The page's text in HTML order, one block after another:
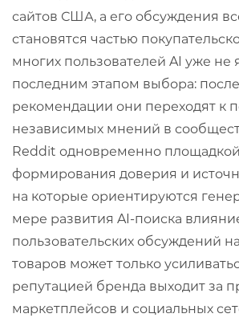
сайтов США, а его обсуждения
становятся частью
многих пользователей AI уже не
последним этапом выбора:
рекомендации они переходят к
независимых мнений в
Reddit одновременно
формирования доверия и
на которые ориентируются
мере развития AI-поиска
пользовательских обсуждений
товаров может только
репутацией бренда выходит за
маркетплейсов и социальных